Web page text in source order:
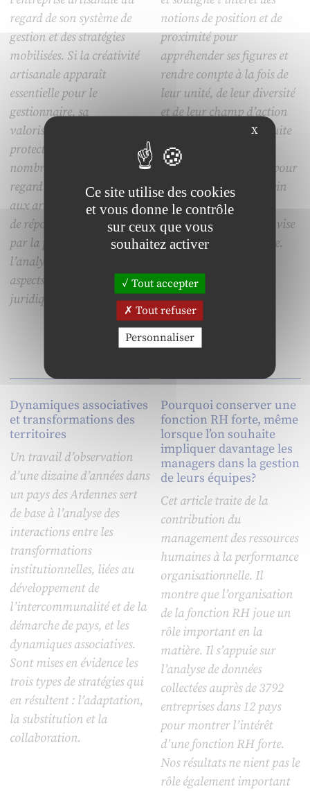
regard de son système de
gestion et des stratégies
mobilisées. Si la créativité
artisanale apparaît
essentielle pour le
gestionnaire, sa
valorisation et de sa
protection posent de
nombreuses questions au
regard des outils proposés
aux artisans. Des éléments
de réponse sont apportés
par la pluridisciplinarité de
l’analyse, croisant les
aspects de gestion et
juridique.
notions de position et de
proximité pour
appréhender ses figures et
rendre compte à la fois de
leur unité, de leur diversité
et de leur champ d’action
possible. Il montre ensuite
comment la GRH
s’approprie ces figures pour
se mettre en scène au sein
d’un système de
management dont elle vise
à renforcer la cohérence.
Dynamiques associatives
et transformations des
territoires
Un travail d’observation
d’une dizaine d’années dans
un pays des Ardennes sert
de base à l’analyse des
interactions entre les
transformations
institutionnelles, liées au
développement de
l’intercommunalité et de la
démarche de pays, et les
dynamiques associatives.
Sont mises en évidence les
trois types de stratégies qui
en résultent : l’adaptation,
la substitution et la
collaboration.
Pourquoi conserver une
fonction RH forte, même
lorsque l’on souhaite
impliquer davantage les
managers dans la gestion
de leurs équipes?
Cet article traite de la
contribution du
management des ressources
humaines à la performance
organisationnelle. Il
montre que l’organisation
de la fonction RH joue un
rôle important en la
matière. Il s’appuie sur
l’analyse de données
collectées auprès de 3792
entreprises dans 12 pays
pour montrer l’intérêt
d’une fonction RH forte.
Nos résultats ne nient pas le
rôle également important
X
Ce site utilise des cookies
et vous donne le contrôle
sur ceux que vous
souhaitez activer
Tout accepter
Tout refuser
Personnaliser